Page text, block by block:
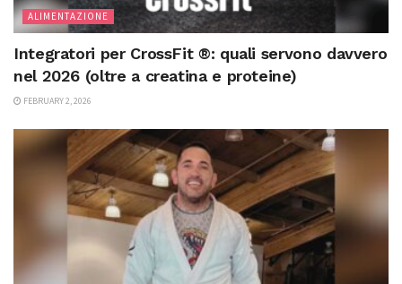
ALIMENTAZIONE
Integratori per CrossFit ®: quali servono davvero
nel 2026 (oltre a creatina e proteine)
FEBRUARY 2, 2026